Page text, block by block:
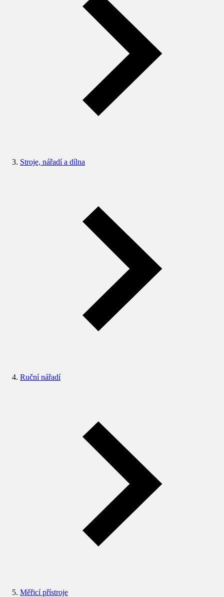
Stroje, nářadí a dílna
Ruční nářadí
Měřicí přístroje